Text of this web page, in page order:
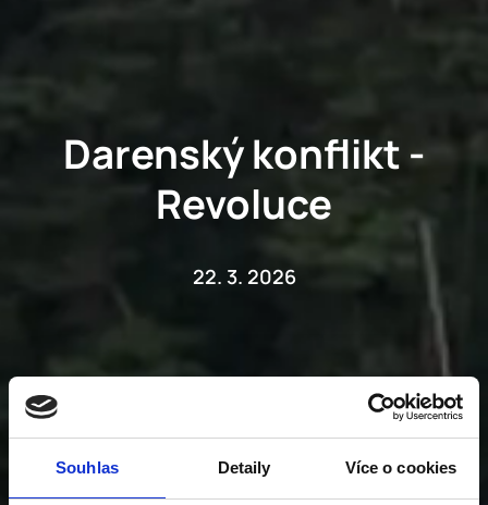
Souhlas Detaily Více o cookies
Darenský konflikt -
Revoluce
22. 3. 2026